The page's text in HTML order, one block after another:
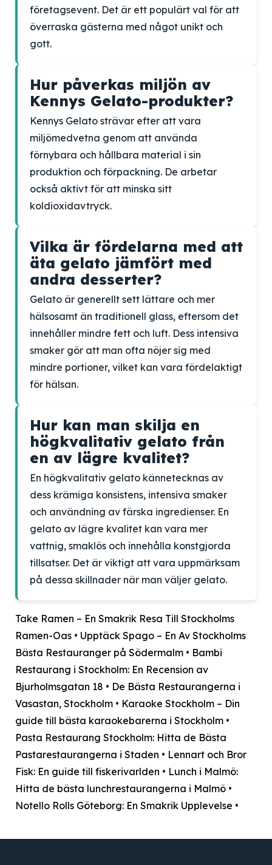
företagsevent. Det är ett populärt val för att
överraska gästerna med något unikt och
gott.
Hur påverkas miljön av
Kennys Gelato-produkter?
Kennys Gelato strävar efter att vara
miljömedvetna genom att använda
förnybara och hållbara material i sin
produktion och förpackning. De arbetar
också aktivt för att minska sitt
koldioxidavtryck.
Vilka är fördelarna med att
äta gelato jämfört med
andra desserter?
Gelato är generellt sett lättare och mer
hälsosamt än traditionell glass, eftersom det
innehåller mindre fett och luft. Dess intensiva
smaker gör att man ofta nöjer sig med
mindre portioner, vilket kan vara fördelaktigt
för hälsan.
Hur kan man skilja en
högkvalitativ gelato från
en av lägre kvalitet?
En högkvalitativ gelato kännetecknas av
dess krämiga konsistens, intensiva smaker
och användning av färska ingredienser. En
gelato av lägre kvalitet kan vara mer
vattnig, smaklös och innehålla konstgjorda
tillsatser. Det är viktigt att vara uppmärksam
på dessa skillnader när man väljer gelato.
Take Ramen – En Smakrik Resa Till Stockholms
Ramen-Oas • Upptäck Spago – En Av Stockholms
Bästa Restauranger på Södermalm • Bambi
Restaurang i Stockholm: En Recension av
Bjurholmsgatan 18 • De Bästa Restaurangerna i
Vasastan, Stockholm • Karaoke Stockholm – Din
guide till bästa karaokebarerna i Stockholm •
Pasta Restaurang Stockholm: Hitta de Bästa
Pastarestaurangerna i Staden • Lennart och Bror
Fisk: En guide till fiskerivarlden • Lunch i Malmö:
Hitta de bästa lunchrestaurangerna i Malmö •
Notello Rolls Göteborg: En Smakrik Upplevelse •